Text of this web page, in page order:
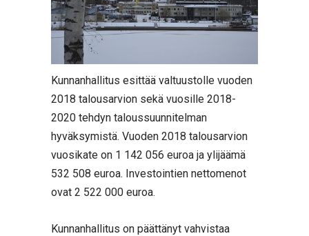
Kunnanhallitus esittää valtuustolle vuoden
2018 talousarvion sekä vuosille 2018-
2020 tehdyn taloussuunnitelman
hyväksymistä. Vuoden 2018 talousarvion
vuosikate on 1 142 056 euroa ja ylijäämä
532 508 euroa. Investointien nettomenot
ovat 2 522 000 euroa.
Kunnanhallitus on päättänyt vahvistaa